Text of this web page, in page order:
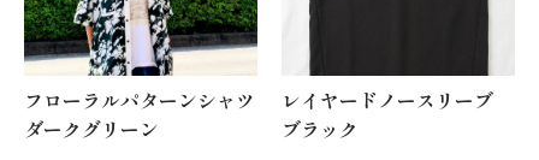
フローラルパターンシャツ
ダークグリーン
レイヤードノースリーブ
ブラック